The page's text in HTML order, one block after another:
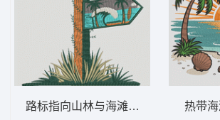
路标指向山林与海滩 山与海滩标志
热带